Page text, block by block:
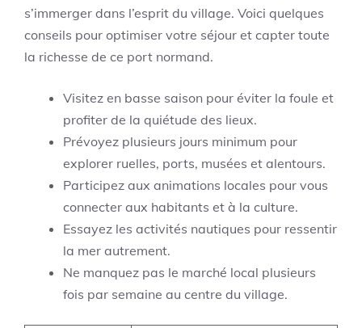
s’immerger dans l’esprit du village. Voici quelques
conseils pour optimiser votre séjour et capter toute
la richesse de ce port normand.
Visitez en basse saison pour éviter la foule et
profiter de la quiétude des lieux.
Prévoyez plusieurs jours minimum pour
explorer ruelles, ports, musées et alentours.
Participez aux animations locales pour vous
connecter aux habitants et à la culture.
Essayez les activités nautiques pour ressentir
la mer autrement.
Ne manquez pas le marché local plusieurs
fois par semaine au centre du village.